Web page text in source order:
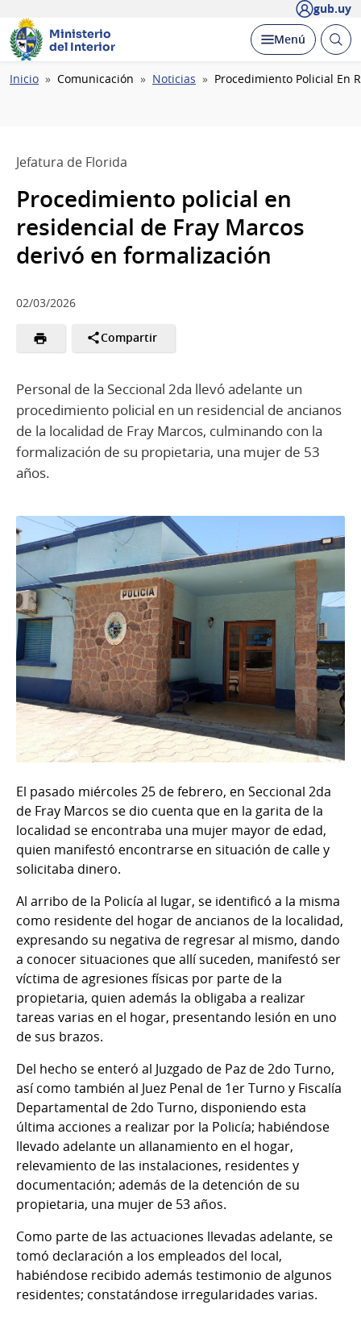
gub.uy
Ministerio
del Interior
Desplegar
Menú Abrir
Ruta
Inicio Comunicación Noticias Procedimiento Policial En
Jefatura de Florida
Procedimiento policial en
residencial de Fray Marcos
derivó en formalización
02/03/2026
Compartir
Personal de la Seccional 2da llevó adelante un
procedimiento policial en un residencial de ancianos
de la localidad de Fray Marcos, culminando con la
formalización de su propietaria, una mujer de 53
años.
El pasado miércoles 25 de febrero, en Seccional 2da
de Fray Marcos se dio cuenta que en la garita de la
localidad se encontraba una mujer mayor de edad,
quien manifestó encontrarse en situación de calle y
solicitaba dinero.
Al arribo de la Policía al lugar, se identificó a la misma
como residente del hogar de ancianos de la localidad,
expresando su negativa de regresar al mismo, dando
a conocer situaciones que allí suceden, manifestó ser
víctima de agresiones físicas por parte de la
propietaria, quien además la obligaba a realizar
tareas varias en el hogar, presentando lesión en uno
de sus brazos.
Del hecho se enteró al Juzgado de Paz de 2do Turno,
así como también al Juez Penal de 1er Turno y Fiscalía
Departamental de 2do Turno, disponiendo esta
última acciones a realizar por la Policía; habiéndose
llevado adelante un allanamiento en el hogar,
relevamiento de las instalaciones, residentes y
documentación; además de la detención de su
propietaria, una mujer de 53 años.
Como parte de las actuaciones llevadas adelante, se
tomó declaración a los empleados del local,
habiéndose recibido además testimonio de algunos
residentes; constatándose irregularidades varias.